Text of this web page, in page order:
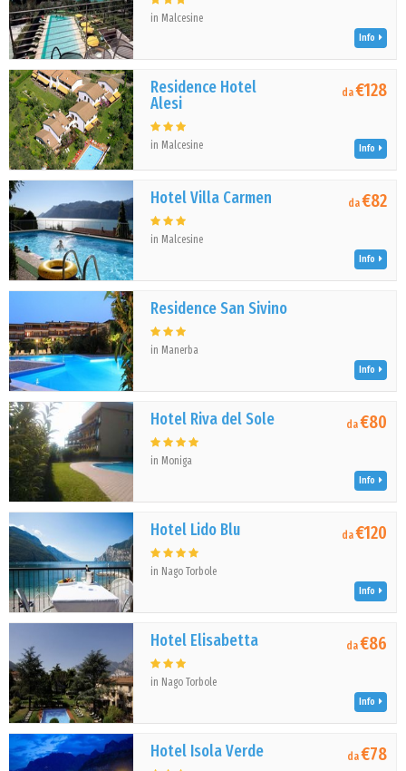
in Malcesine
Info
Residence Hotel
Alesi
in Malcesine
da€128
Info
Hotel Villa Carmen
in Malcesine
da€82
Info
Residence San Sivino
in Manerba
Info
Hotel Riva del Sole
in Moniga
da€80
Info
Hotel Lido Blu
in Nago Torbole
da€120
Info
Hotel Elisabetta
in Nago Torbole
da€86
Info
Hotel Isola Verde da€78